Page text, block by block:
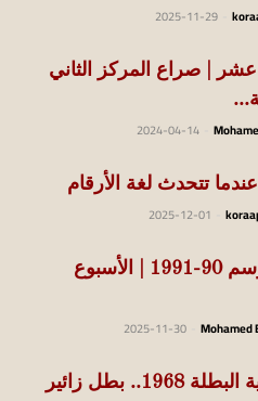
2025-11-29
عشر | صراع المركز الثاني
2024-04-14
تتحدث لغة الأرقام
2025-12-01
تاريخ الدوري المصري | موسم 90-1991 | الأسبوع
Mohamed
2025-11-30
النسخة الرابعة..كأس الأندية البطلة 1968.. بطل زائير